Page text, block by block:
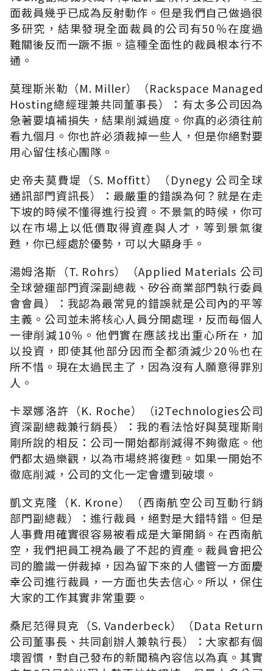
面裁員幾乎已成為反射動作。但是我們自己做過很
多研究，結果發現全面裁員的公司有50％在度過
難關後反而一蹶不振。這種全面性的裁員根本行不
通。
莫理斯米勒（M. Miller）（Rackspace Managed
Hosting總經理兼共同董事長）：有太多公司因為
急著要填補損失，結果削減過度。你真的必須往前
看九個月。你也許必須裁掉一些人，但是你絕對要
用心留住核心團隊。
史帝夫莫費堤（S. Moffitt）（Dynegy 公司全球
通訊部門資訊長）：最嚴重的錯誤為何？就是在走
下坡的時候不懂得進行投資。不景氣的時候，你可
以在市場上以低價取得資產與人才，等到景氣復
甦，你已經處於優勢，可以大顯身手。
湯姆洛斯（T. Rohrs）（Applied Materials 公司
全球營運部門資深副總裁、矽谷商業部門執行委員
會會員）：我認為最常見的錯誤就是公司內的平等
主義。公司並未將核心人員分開處理，反而每個人
一律削減10％。他們實在應該找出重心所在，加
以投資，即使其他部分因而全都須減少20％也在
所不惜。現在太過民主了，因為沒有人願意得罪別
人。
卡翠娜洛許（K. Roche）（i2Technologies公司
資深副總裁兼行銷長）：我的看法恰好與莫理斯剛
剛所說的相反：公司一開始都削減得不夠徹底。他
們都太過樂觀，以為市場終將復甦。如果一開始不
徹底削減，公司的文化一定會遭到破壞。
凱文克隆（K. Krone）（西南航空公司互動行銷
部門副總裁）：進行裁員，絕對是大錯特錯。但是
人事費用確實很容易被看成是大筆開銷。在西南航
空，我們把員工視為最了不起的資產。裁員會把公
司的膽識一併裁掉，因為留下來的人儘管一方面慶
幸公司進行裁員，一方面也失去信心。所以，保住
大家的工作其實非常重要。
桑尼范得貝克（S. Vanderbeck）（Data Return
公司董事長、共同創辦人兼執行長）：大家都有個
壞習慣，對自己發布的新聞稿內容信以為真。其實